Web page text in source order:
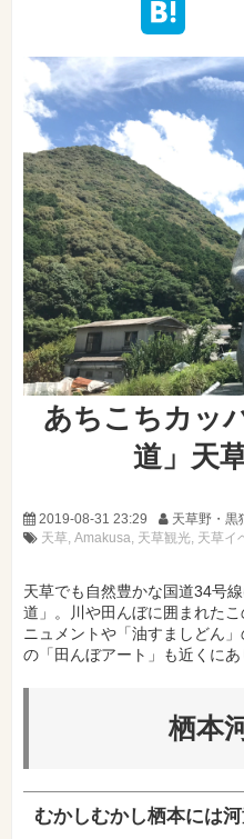
あちこちカッ
道」天
2019-08-31 23:29 天草野・黒
天草 Amakusa 天草観光 天草イ
天草でも自然豊かな国道34号
道」。川や田んぼに囲まれた
ニュメントや「油すましどん
の「田んぼアート」も近くにあ
栖本
むかしむかし栖本には